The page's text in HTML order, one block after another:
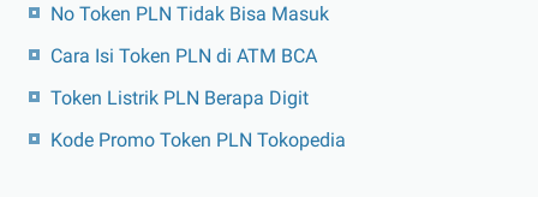
No Token PLN Tidak Bisa Masuk
Cara Isi Token PLN di ATM BCA
Token Listrik PLN Berapa Digit
Kode Promo Token PLN Tokopedia